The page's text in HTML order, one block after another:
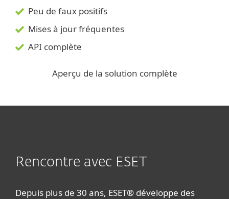
Peu de faux positifs
Mises à jour fréquentes
API complète
Aperçu de la solution complète
Rencontre avec ESET
Depuis plus de 30 ans, ESET® développe des